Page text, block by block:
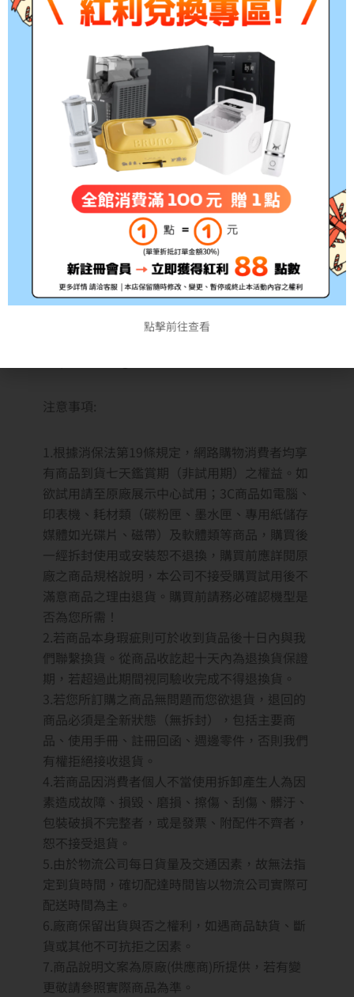
一、提供各種規格設計開發，符合企業彈性運
二、可共用於雷射、噴墨之列印，方便使用機
三、紙張備有多種顏色，可供選擇使用。
噴墨列印標籤、雷射列印標籤、點矩陣列印標
籤、條碼吊卡、電腦標籤
注意事項:
1.根據消保法第19條規定，網路購物消費者均享
有商品到貨七天鑑賞期（非試用期）之權益。如
欲試用請至原廠展示中心試用；3C商品如電腦、
印表機、耗材類（碳粉匣、墨水匣、專用紙儲存
媒體如光碟片、磁帶）及軟體類等商品，購買後
一經拆封使用或安裝恕不退換，購買前應詳閱原
廠之商品規格說明，本公司不接受購買試用後不
滿意商品之理由退貨。購買前請務必確認機型是
否為您所需！
2.若商品本身瑕疵則可於收到貨品後十日內與我
們聯繫換貨。從商品收訖起十天內為退換貨保證
期，若超過此期間視同驗收完成不得退換貨。
3.若您所訂購之商品無問題而您欲退貨，退回的
商品必須是全新狀態（無拆封），包括主要商
品、使用手冊、註冊回函、週邊零件，否則我們
有權拒絕接收退貨。
4.若商品因消費者個人不當使用拆卸產生人為因
素造成故障、損毀、磨損、擦傷、刮傷、髒汙、
包裝破損不完整者，或是發票、附配件不齊者，
恕不接受退貨。
5.由於物流公司每日貨量及交通因素，故無法指
定到貨時間，確切配達時間皆以物流公司實際可
配送時間為主。
6.廠商保留出貨與否之權利，如遇商品缺貨、斷
貨或其他不可抗拒之因素。
7.商品說明文案為原廠(供應商)所提供，若有變
更敬請參照實際商品為準。
點擊前往查看